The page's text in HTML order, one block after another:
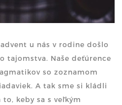
u nás v rodine došlo
tajomstva. Naše deťúrence
so zoznamom
A tak sme si kládli
keby sa s veľkým